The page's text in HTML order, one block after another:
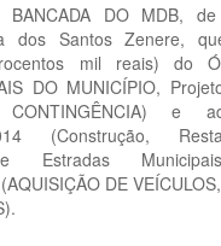
BANCADA DO MDB,
dos Santos Zenere,
mil reais) do
DO MUNICÍPIO,
CONTINGÊNCIA) e
(Construção,
Estradas
DE